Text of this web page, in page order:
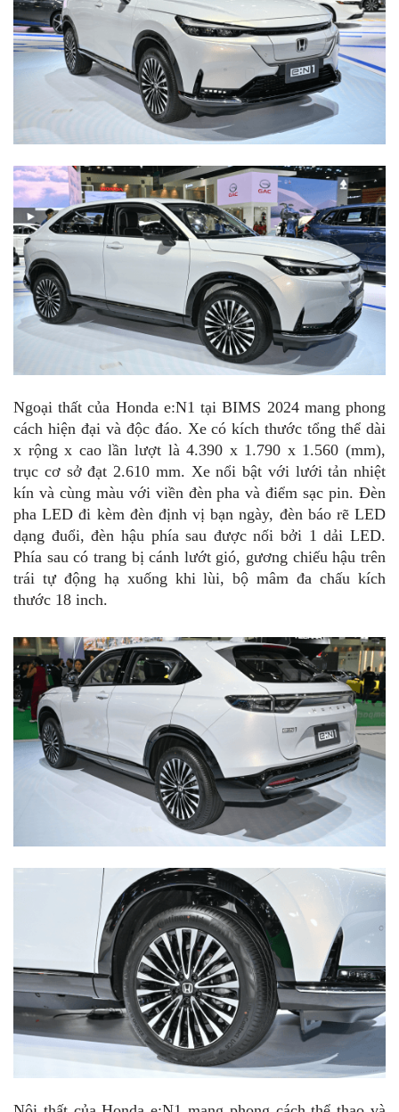
Ngoại thất của Honda e:N1 tại BIMS 2024 mang phong
cách hiện đại và độc đáo. Xe có kích thước tổng thể dài
x rộng x cao lần lượt là 4.390 x 1.790 x 1.560 (mm),
trục cơ sở đạt 2.610 mm. Xe nổi bật với lưới tản nhiệt
kín và cùng màu với viền đèn pha và điểm sạc pin. Đèn
pha LED đi kèm đèn định vị bạn ngày, đèn báo rẽ LED
dạng đuổi, đèn hậu phía sau được nối bởi 1 dải LED.
Phía sau có trang bị cánh lướt gió, gương chiếu hậu trên
trái tự động hạ xuống khi lùi, bộ mâm đa chấu kích
thước 18 inch.